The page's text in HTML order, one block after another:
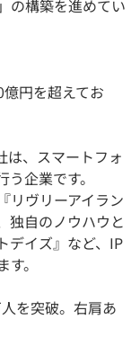
の構築を進めてい
円を超えてお
は、スマートフォ
企業です。
リヴリーアイラン
独自のノウハウと
デイズ』など、IP
。
を突破。右肩あ